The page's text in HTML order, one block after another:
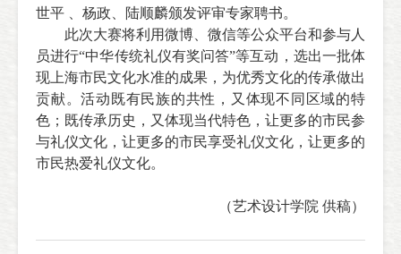
世平 、杨政、陆顺麟颁发评审专家聘书。
此次大赛将利用微博、微信等公众平台和参与人
员进行“中华传统礼仪有奖问答”等互动，选出一批体
现上海市民文化水准的成果，为优秀文化的传承做出
贡献。活动既有民族的共性，又体现不同区域的特
色；既传承历史，又体现当代特色，让更多的市民参
与礼仪文化，让更多的市民享受礼仪文化，让更多的
市民热爱礼仪文化。
（艺术设计学院 供稿）